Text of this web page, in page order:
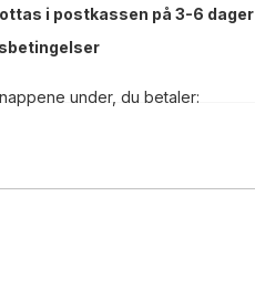
i postkassen på 3-6 dager
under, du betaler: